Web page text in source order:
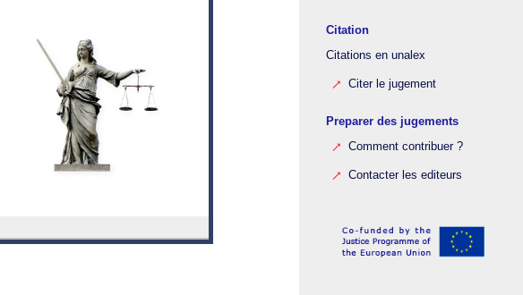
Citation
Citations en unalex
Citer le jugement
Preparer des jugements
Comment contribuer ?
Contacter les editeurs